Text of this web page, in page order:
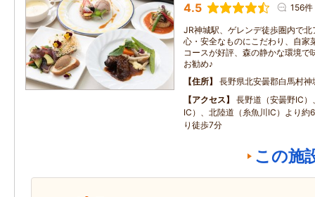
4.5 156件
JR神城駅、ゲレンデ徒歩圏内で
心・安全なものにこだわり、自家
コースが好評、森の静かな環境
お勧め♪
住所
長野県北安曇郡白馬村神
アクセス
長野道（安曇野IC
IC）、北陸道（糸魚川IC）より約
り徒歩7分
この施